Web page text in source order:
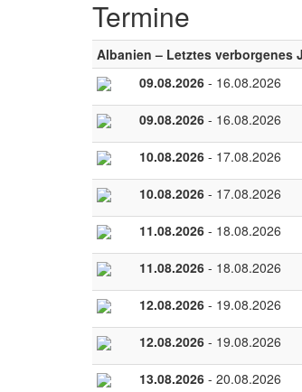
Termine
Albanien – Letztes verborgenes
09.08.2026 - 16.08.2026
09.08.2026 - 16.08.2026
10.08.2026 - 17.08.2026
10.08.2026 - 17.08.2026
11.08.2026 - 18.08.2026
11.08.2026 - 18.08.2026
12.08.2026 - 19.08.2026
12.08.2026 - 19.08.2026
13.08.2026 - 20.08.2026